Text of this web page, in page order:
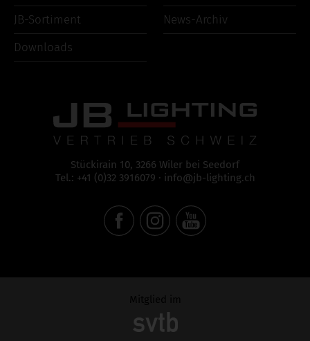
JB-Sortiment
News-Archiv
Downloads
Stückirain 10, 3266 Wiler bei Seedorf
Tel.: +41 (0)32 3916079 · info@jb-lighting.ch